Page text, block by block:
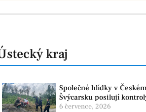
kraj
Společné hlídky v Českém
Švýcarsku posilují
dohlíží na bezpečnost i
6 července, 2026